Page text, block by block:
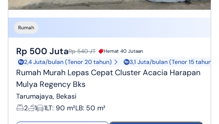
Rumah
Rp 500 JutaRp 540 JT Hemat 40 Jutaan
2,4 Juta/bulan (Tenor 20 tahun) 3,1 Juta/bulan (Tenor 15 tahun)
Rumah Murah Lepas Cepat Cluster Acacia Harapan
Mulya Regency Bks
Tarumajaya, Bekasi
2
1 1LT: 90 m²LB: 50 m²